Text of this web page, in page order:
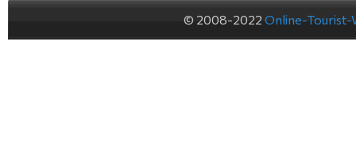
© 2008-2022 Online-